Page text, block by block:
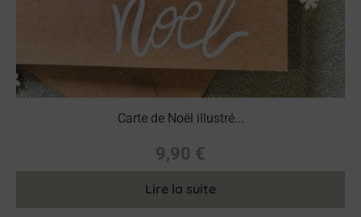
Carte de Noël illustré...
9,90 €
Lire la suite